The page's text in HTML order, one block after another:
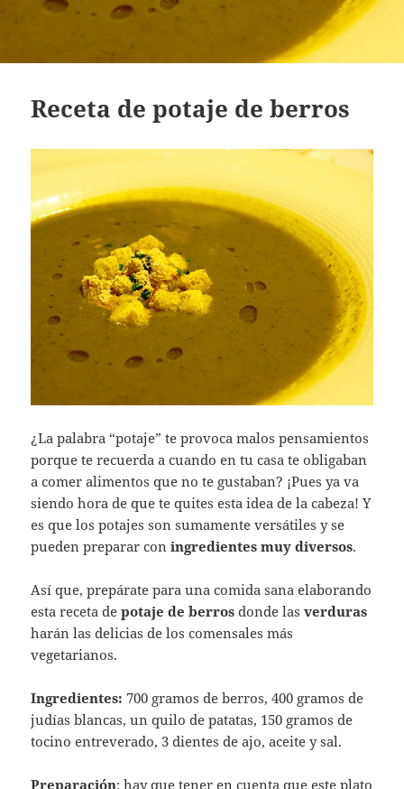
Receta de potaje de berros
¿La palabra “potaje” te provoca malos pensamientos
porque te recuerda a cuando en tu casa te obligaban
a comer alimentos que no te gustaban? ¡Pues ya va
siendo hora de que te quites esta idea de la cabeza! Y
es que los potajes son sumamente versátiles y se
pueden preparar coningredientes muy diversos.
Así que, prepárate para una comida sana elaborando
esta receta depotaje de berros donde lasverduras
harán las delicias de los comensales más
vegetarianos.
Ingredientes: 700 gramos de berros, 400 gramos de
judías blancas, un quilo de patatas, 150 gramos de
tocino entreverado, 3 dientes de ajo, aceite y sal.
Preparación: hay que tener en cuenta que este plato